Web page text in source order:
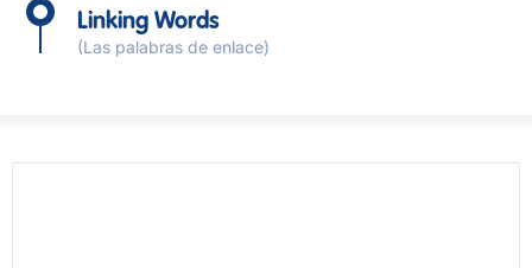
Linking Words
(Las palabras de enlace)